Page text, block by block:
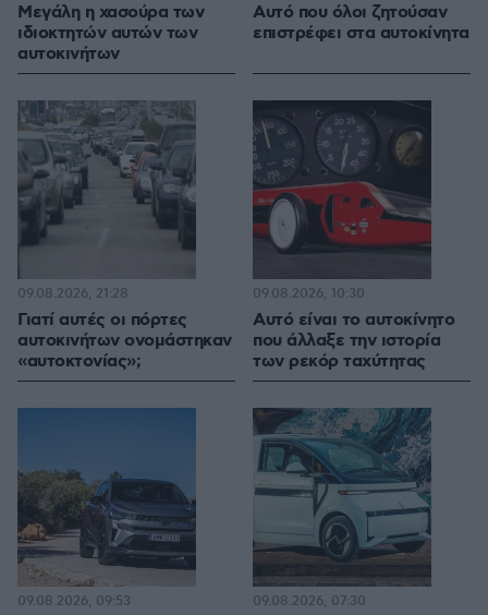
Μεγάλη η χασούρα των
ιδιοκτητών αυτών των
αυτοκινήτων
Αυτό που όλοι ζητούσαν
επιστρέφει στα αυτοκίνητα
Γιατί αυτές οι πόρτες
αυτοκινήτων ονομάστηκαν
«αυτοκτονίας»;
09.08.2026, 21:28
Αυτό είναι το αυτοκίνητο
που άλλαξε την ιστορία
των ρεκόρ ταχύτητας
09.08.2026, 10:30
09.08.2026, 09:53 09.08.2026, 07:30